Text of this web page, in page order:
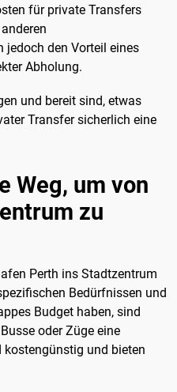
für private Transfers
jedoch den Vorteil eines
Abholung.
und bereit sind, etwas
Transfer sicherlich eine
Weg, um von
zu
Perth ins Stadtzentrum
Bedürfnissen und
Budget haben, sind
oder Züge eine
kostengünstig und bieten